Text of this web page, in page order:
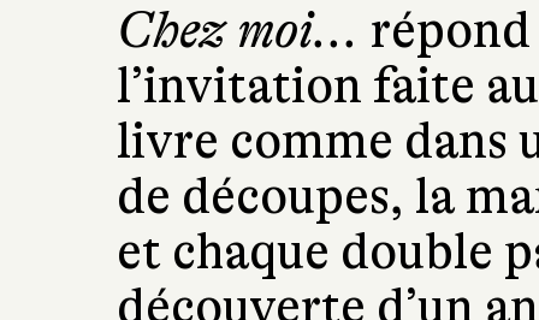
Chez moi... répond
l’invitation faite
livre comme dans
de découpes, la
et chaque double
découverte d’un